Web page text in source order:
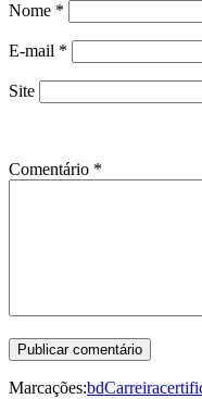
Nome *
E-mail *
Site
Comentário *
Marcações:bdCarreira